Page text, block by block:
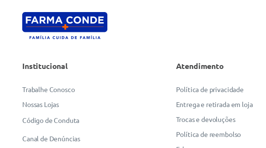
Institucional
Trabalhe Conosco
Nossas Lojas
Código de Conduta
Canal de Denúncias
Atendimento
Política de privacidade
Entrega e retirada em loja
Trocas e devoluções
Política de reembolso